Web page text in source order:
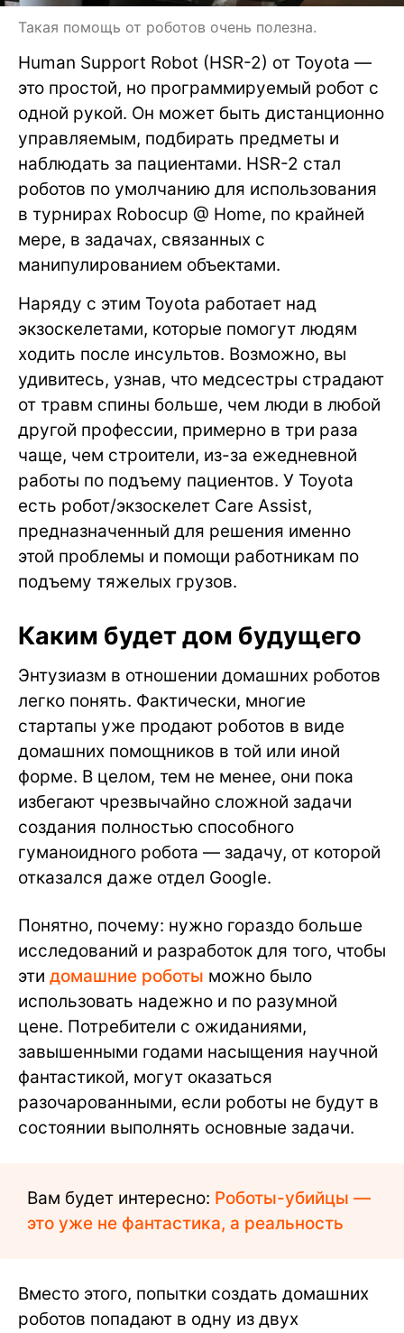
Такая помощь от роботов очень полезна.
Human Support Robot (HSR-2) от Toyota —
это простой, но программируемый робот с
одной рукой. Он может быть дистанционно
управляемым, подбирать предметы и
наблюдать за пациентами. HSR-2 стал
роботов по умолчанию для использования
в турнирах Robocup @ Home, по крайней
мере, в задачах, связанных с
манипулированием объектами.
Наряду с этим Toyota работает над
экзоскелетами, которые помогут людям
ходить после инсультов. Возможно, вы
удивитесь, узнав, что медсестры страдают
от травм спины больше, чем люди в любой
другой профессии, примерно в три раза
чаще, чем строители, из-за ежедневной
работы по подъему пациентов. У Toyota
есть робот/экзоскелет Care Assist,
предназначенный для решения именно
этой проблемы и помощи работникам по
подъему тяжелых грузов.
Каким будет дом будущего
Энтузиазм в отношении домашних роботов
легко понять. Фактически, многие
стартапы уже продают роботов в виде
домашних помощников в той или иной
форме. В целом, тем не менее, они пока
избегают чрезвычайно сложной задачи
создания полностью способного
гуманоидного робота — задачу, от которой
отказался даже отдел Google.
Понятно, почему: нужно гораздо больше
исследований и разработок для того, чтобы
эти домашние роботы можно было
использовать надежно и по разумной
цене. Потребители с ожиданиями,
завышенными годами насыщения научной
фантастикой, могут оказаться
разочарованными, если роботы не будут в
состоянии выполнять основные задачи.
Вам будет интересно: Роботы-убийцы —
это уже не фантастика, а реальность
Вместо этого, попытки создать домашних
роботов попадают в одну из двух